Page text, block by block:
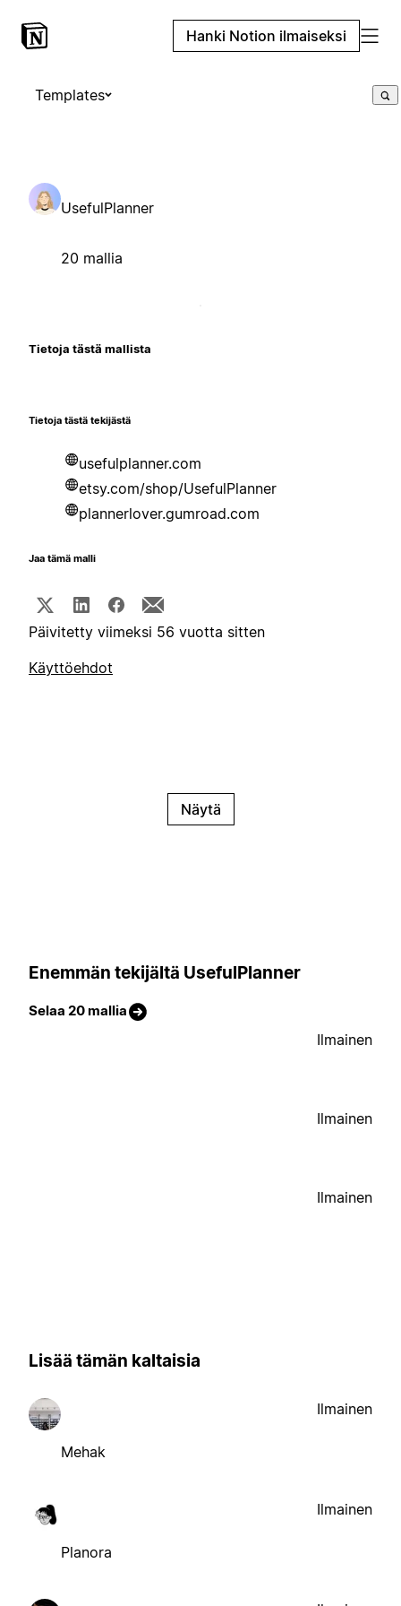
Hanki Notion ilmaiseksi
Templates
UsefulPlanner
20 mallia
Tietoja tästä mallista
Tietoja tästä tekijästä
usefulplanner.com
etsy.com/shop/UsefulPlanner
plannerlover.gumroad.com
Jaa tämä malli
Päivitetty viimeksi 56 vuotta sitten
Käyttöehdot
Näytä
Enemmän tekijältä UsefulPlanner
Selaa 20 mallia
Ilmainen
Ilmainen
Ilmainen
Lisää tämän kaltaisia
Mehak
Ilmainen
Planora
Ilmainen